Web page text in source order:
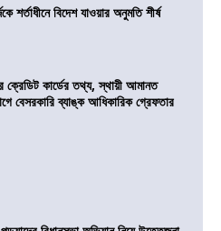
শর্তাধীনে বিদেশ যাওয়ার অনুমতি শীর্ষ
ক্রেডিট কার্ডের তথ্য, স্থায়ী আমানত
বেসরকারি ব্যাঙ্ক আধিকারিক গ্রেফতার